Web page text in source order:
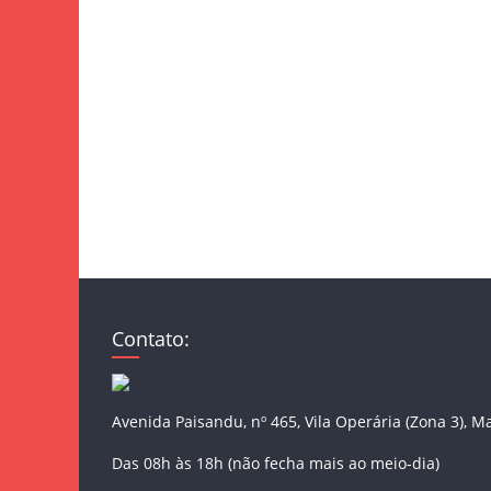
Contato:
Avenida Paisandu, nº 465, Vila Operária (Zona 3),
Das 08h às 18h (não fecha mais ao meio-dia)